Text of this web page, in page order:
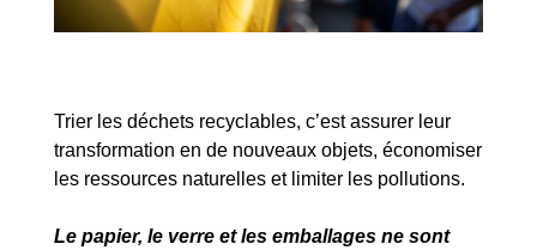
Trier les déchets recyclables, c’est assurer leur
transformation en de nouveaux objets, économiser
les ressources naturelles et limiter les pollutions.
Le papier, le verre et les emballages ne sont